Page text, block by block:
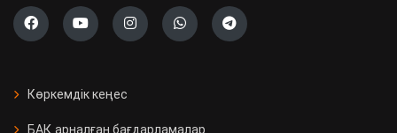
Көркемдік кеңес
БАҚ арналған бағдарламалар